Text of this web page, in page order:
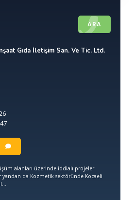
ARA
Gıda İletişim San. Ve Tic. Ltd.
alanları üzerinde iddialı projeler
yandan da Kozmetik sektöründe Kocaeli